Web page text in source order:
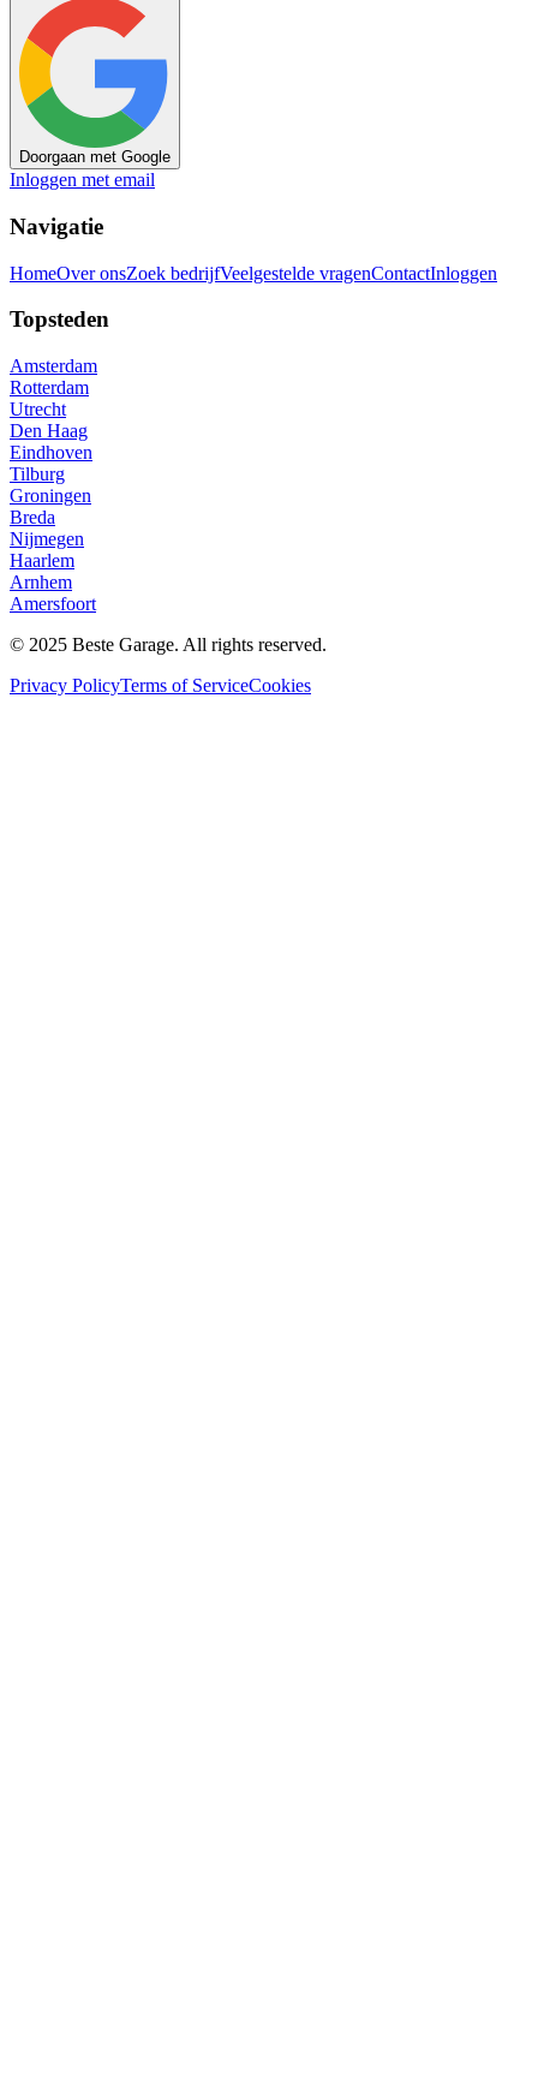
Doorgaan met Google
Inloggen met email
Navigatie
HomeOver onsZoek bedrijfVeelgestelde vragenContactInloggen
Topsteden
Amsterdam
Rotterdam
Utrecht
Den Haag
Eindhoven
Tilburg
Groningen
Breda
Nijmegen
Haarlem
Arnhem
Amersfoort
© 2025 Beste Garage. All rights reserved.
Privacy PolicyTerms of ServiceCookies